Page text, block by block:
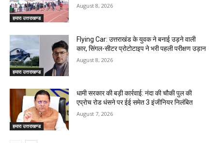
हमारा उत्तराखण्ड
August 8, 2026
हमारा उत्तराखण्ड
Flying Car: उत्तराखंड के युवक ने बनाई उड़ने वाली
कार, सिंगल-सीटर प्रोटोटाइप ने भरी पहली परीक्षण उड़ान
August 8, 2026
हमारा उत्तराखण्ड
धामी सरकार की बड़ी कार्रवाई: नंदा की चौकी पुल की
एप्राेच रोड धंसने पर ईई समेत 3 इंजीनियर निलंबित
August 7, 2026